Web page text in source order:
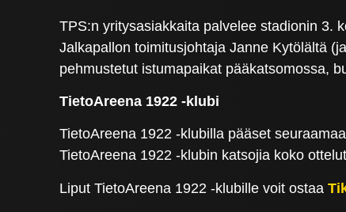
TPS:n yritysasiakkaita palvelee stadionin 3.
Jalkapallon toimitusjohtaja Janne Kytölältä
pehmustetut istumapaikat pääkatsomossa,
TietoAreena 1922 -klubi
TietoAreena 1922 -klubilla pääset
TietoAreena 1922 -klubin katsojia koko
Liput TietoAreena 1922 -klubille voit ostaa